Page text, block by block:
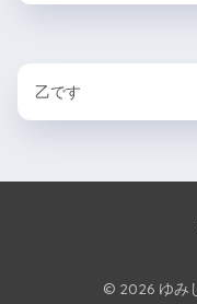
乙です
© 2026 ゆみ